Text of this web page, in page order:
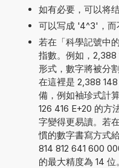
如有必要，可以将
可以写成 '4^3'，
若在「科學記號中
指數。例如，2,388
形式，數字將被分
在這裡是 2,388
備，例如袖珍式計
126 416 E+20 的方
字變得更易讀。若
慣的數字書寫方式
814 812 641 600
的最大精度為 14